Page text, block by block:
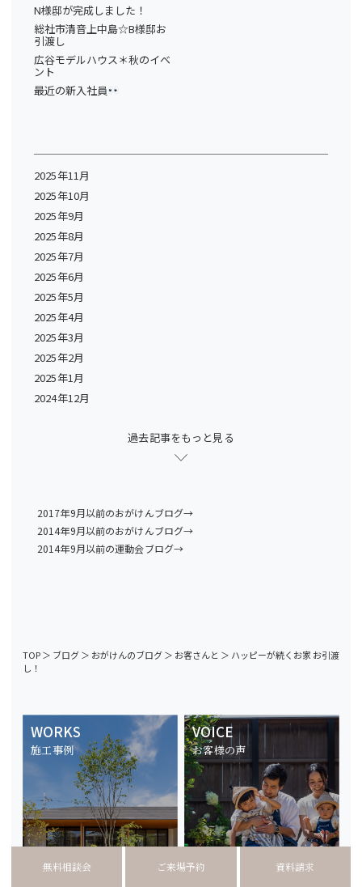
N様邸が完成しました！
総社市清音上中島☆B様邸お
引渡し
広谷モデルハウス＊秋のイベ
ント
最近の新入社員
2025年11月
2025年10月
2025年9月
2025年8月
2025年7月
2025年6月
2025年5月
2025年4月
2025年3月
2025年2月
2025年1月
2024年12月
過去記事をもっと見る
2017年9月以前のおがけんブログ→
2014年9月以前のおがけんブログ→
2014年9月以前の運動会ブログ→
TOP＞ ブログ＞ おがけんのブログ＞ お客さんと ＞ ハッピーが続くお家 お引渡
し！
WORKS
施工事例
VOICE
お客様の声
無料相談会 ご来場予約 資料請求